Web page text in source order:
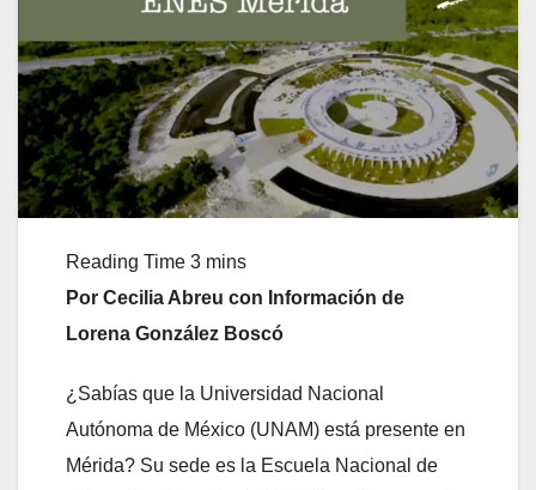
Por Cecilia Abreu con Información de
Lorena González Boscó
¿Sabías que la Universidad Nacional
Autónoma de México (UNAM) está presente en
Mérida? Su sede es la Escuela Nacional de